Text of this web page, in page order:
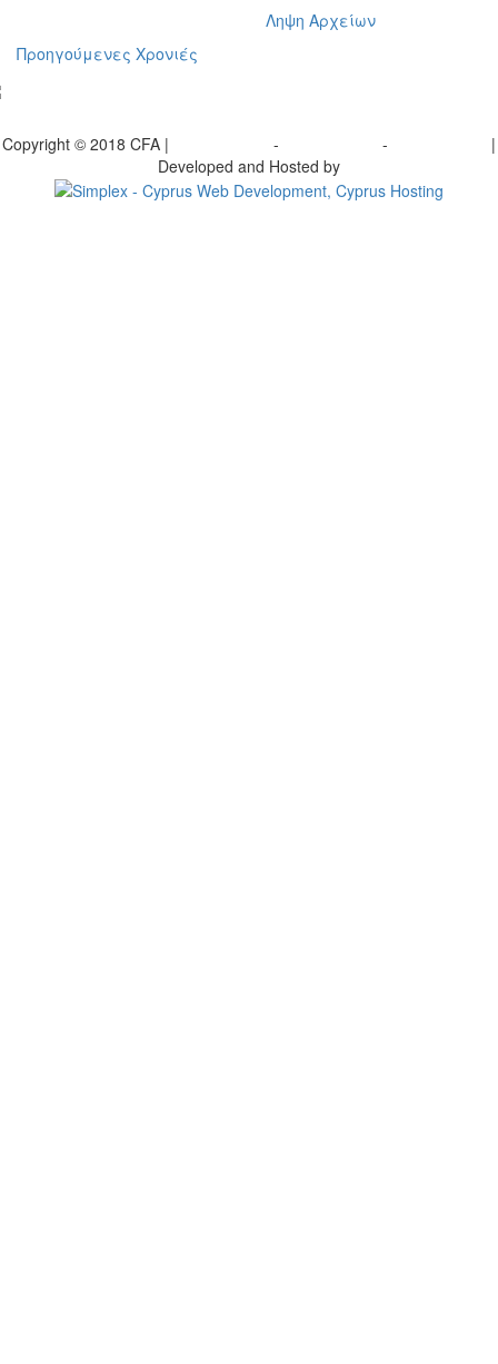
Ληψη Αρχείων
Προηγούμενες Χρονιές
Copyright © 2018 CFA | - -
|
Developed and Hosted by